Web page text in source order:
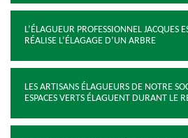
L’ÉLAGUEUR PROFESSIONNEL JACQUES
RÉALISE L’ÉLAGAGE D’UN ARBRE
LES ARTISANS ÉLAGUEURS DE NOTRE
ESPACES VERTS ÉLAGUENT DURANT LE